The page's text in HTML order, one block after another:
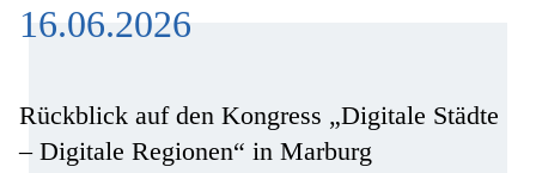
Das Technologieland
Innovationsfelder
16.06.2026
Rückblick auf den Kongress „Digitale Städte
– Digitale Regionen“ in Marburg